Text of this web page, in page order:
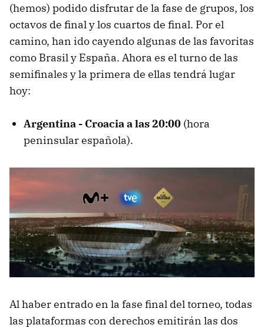
(hemos) podido disfrutar de la fase de grupos, los
octavos de final y los cuartos de final. Por el
camino, han ido cayendo algunas de las favoritas
como Brasil y España. Ahora es el turno de las
semifinales y la primera de ellas tendrá lugar
hoy:
Argentina - Croacia a las 20:00 (hora
peninsular española).
Al haber entrado en la fase final del torneo, todas
las plataformas con derechos emitirán las dos